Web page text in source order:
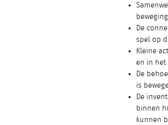
De
spel op
Kleine
en in het
De
is
De
binnen
kunnen